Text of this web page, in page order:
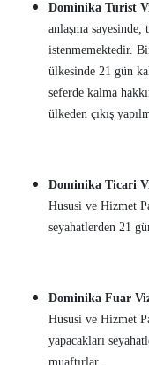
Dominika Turist
anlaşma
istenmemektedir.
ülkesinde 21 gün
seferde kalma
ülkeden çıkış
Dominika Ticari
Hususi ve Hizmet
seyahatlerden 21
Dominika Fuar
Hususi ve Hizmet
yapacakları
muaftırlar.